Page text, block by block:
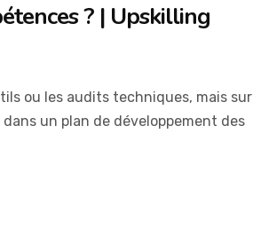
? | Upskilling
ou les audits techniques, mais sur
un plan de développement des